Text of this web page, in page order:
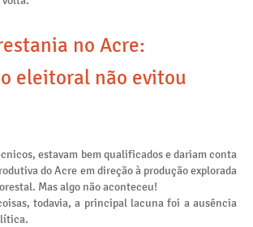
no Acre:
eleitoral não evitou
estavam bem qualificados e dariam conta
do Acre em direção à produção explorada
Mas algo não aconteceu!
todavia, a principal lacuna foi a ausência